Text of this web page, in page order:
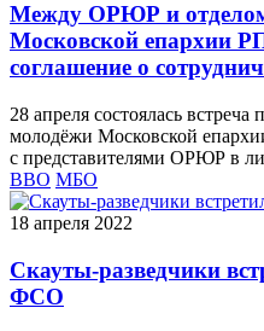
Между ОРЮР и
Московской епархии
соглашение о
28 апреля состоялась
молодёжи Московской
с представителями ОРЮР в
ВВО МБО
18 апреля 2022
Скауты-разведчики
ФСО